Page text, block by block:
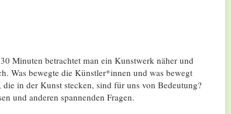
Minuten betrachtet man ein Kunstwerk näher und
Was bewegte die Künstler*innen und was bewegt
die in der Kunst stecken, sind für uns von Bedeutung?
und anderen spannenden Fragen.